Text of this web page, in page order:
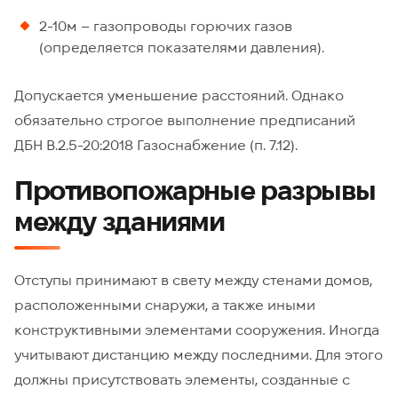
2-10м – газопроводы горючих газов
(определяется показателями давления).
Допускается уменьшение расстояний. Однако
обязательно строгое выполнение предписаний
ДБН В.2.5-20:2018 Газоснабжение (п. 7.12).
Противопожарные разрывы
между зданиями
Отступы принимают в свету между стенами домов,
расположенными снаружи, а также иными
конструктивными элементами сооружения. Иногда
учитывают дистанцию между последними. Для этого
должны присутствовать элементы, созданные с